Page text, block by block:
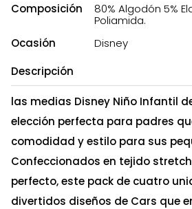
Composición
80% Algodón 5%
Poliamida.
Ocasión
Disney
Descripción
las medias Disney Niño Infantil
elección perfecta para padres
comodidad y estilo para sus
Confeccionados en tejido
perfecto, este pack de cuatro
divertidos diseños de Cars que